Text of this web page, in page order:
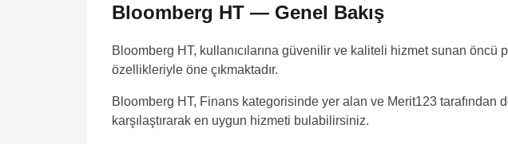
Bloomberg HT — Genel Bakış
Bloomberg HT, kullanıcılarına güvenilir ve kaliteli hizmet sunan
özellikleriyle öne çıkmaktadır.
Bloomberg HT, Finans kategorisinde yer alan ve Merit123
karşılaştırarak en uygun hizmeti bulabilirsiniz.